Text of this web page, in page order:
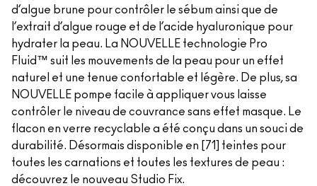
d’algue brune pour contrôler le sébum ainsi que de
l’extrait d’algue rouge et de l’acide hyaluronique pour
hydrater la peau. La NOUVELLE technologie Pro
Fluid™ suit les mouvements de la peau pour un effet
naturel et une tenue confortable et légère. De plus, sa
NOUVELLE pompe facile à appliquer vous laisse
contrôler le niveau de couvrance sans effet masque. Le
flacon en verre recyclable a été conçu dans un souci de
durabilité. Désormais disponible en [71] teintes pour
toutes les carnations et toutes les textures de peau :
découvrez le nouveau Studio Fix.